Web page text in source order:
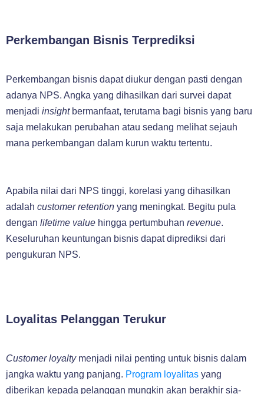
Perkembangan Bisnis Terprediksi
Perkembangan bisnis dapat diukur dengan pasti dengan
adanya NPS. Angka yang dihasilkan dari survei dapat
menjadi insightbermanfaat, terutama bagi bisnis yang baru
saja melakukan perubahan atau sedang melihat sejauh
mana perkembangan dalam kurun waktu tertentu.
Apabila nilai dari NPS tinggi, korelasi yang dihasilkan
adalah customer retention yang meningkat. Begitu pula
dengan lifetime value hingga pertumbuhan revenue.
Keseluruhan keuntungan bisnis dapat diprediksi dari
pengukuran NPS.
Loyalitas Pelanggan Terukur
Customer loyaltymenjadi nilai penting untuk bisnis dalam
jangka waktu yang panjang. Program loyalitas yang
diberikan kepada pelanggan mungkin akan berakhir sia-